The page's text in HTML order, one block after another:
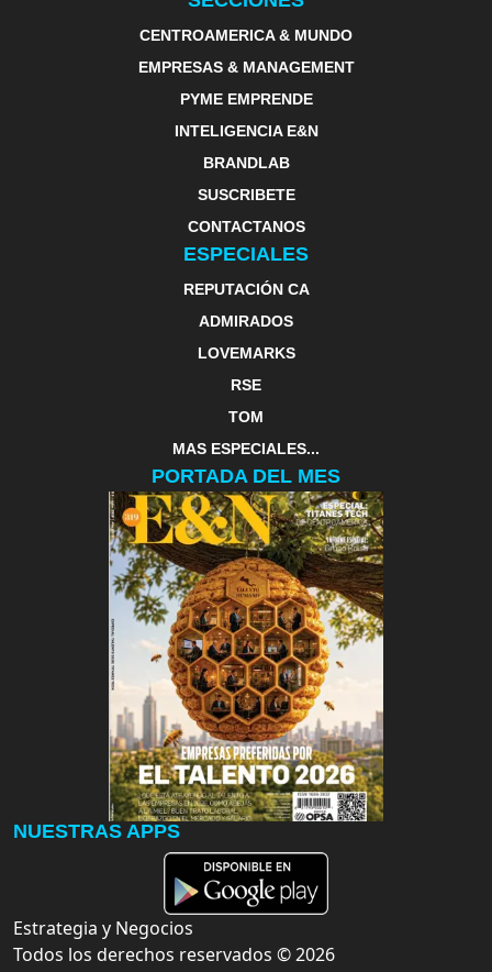
CENTROAMERICA & MUNDO
EMPRESAS & MANAGEMENT
PYME EMPRENDE
INTELIGENCIA E&N
BRANDLAB
SUSCRIBETE
CONTACTANOS
ESPECIALES
REPUTACIÓN CA
ADMIRADOS
LOVEMARKS
RSE
TOM
MAS ESPECIALES...
PORTADA DEL MES
NUESTRAS APPS
Estrategia y Negocios
Todos los derechos reservados ©2026